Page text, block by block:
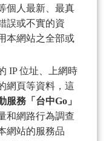
個人最新、最真
誤或不實的資
本網站之全部或
IP 位址、上網時
網頁等資料，這
服務「台中Go」
和網路行為調查
網站的服務品